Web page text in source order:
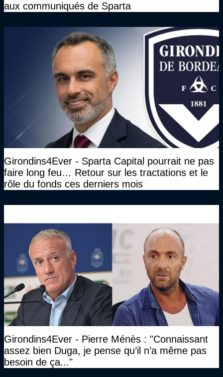
aux communiqués de Sparta
Girondins4Ever - Sparta Capital pourrait ne pas
faire long feu… Retour sur les tractations et le
rôle du fonds ces derniers mois
Girondins4Ever - Pierre Ménès : "Connaissant
assez bien Duga, je pense qu’il n’a même pas
besoin de ça..."